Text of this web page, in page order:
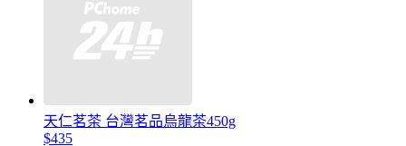
天仁茗茶 台灣茗品烏龍茶450g
$435